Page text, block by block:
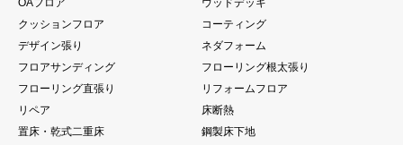
OAフロア
ウッドデッキ
クッションフロア
コーティング
デザイン張り
ネダフォーム
フロアサンディング
フローリング根太張り
フローリング直張り
リフォームフロア
リペア
床断熱
置床・乾式二重床
鋼製床下地